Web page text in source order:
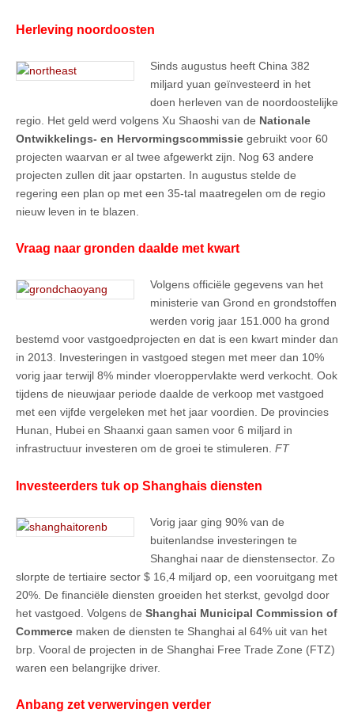
Herleving noordoosten
Sinds augustus heeft China 382
miljard yuan geïnvesteerd in het
doen herleven van de noordoostelijke
regio. Het geld werd volgens Xu Shaoshi van de Nationale
Ontwikkelings- en Hervormingscommissie gebruikt voor 60
projecten waarvan er al twee afgewerkt zijn. Nog 63 andere
projecten zullen dit jaar opstarten. In augustus stelde de
regering een plan op met een 35-tal maatregelen om de regio
nieuw leven in te blazen.
Vraag naar gronden daalde met kwart
Volgens officiële gegevens van het
ministerie van Grond en grondstoffen
werden vorig jaar 151.000 ha grond
bestemd voor vastgoedprojecten en dat is een kwart minder dan
in 2013. Investeringen in vastgoed stegen met meer dan 10%
vorig jaar terwijl 8% minder vloeroppervlakte werd verkocht. Ook
tijdens de nieuwjaar periode daalde de verkoop met vastgoed
met een vijfde vergeleken met het jaar voordien. De provincies
Hunan, Hubei en Shaanxi gaan samen voor 6 miljard in
infrastructuur investeren om de groei te stimuleren. FT
Investeerders tuk op Shanghais diensten
Vorig jaar ging 90% van de
buitenlandse investeringen te
Shanghai naar de dienstensector. Zo
slorpte de tertiaire sector $ 16,4 miljard op, een vooruitgang met
20%. De financiële diensten groeiden het sterkst, gevolgd door
het vastgoed. Volgens de Shanghai Municipal Commission of
Commerce maken de diensten te Shanghai al 64% uit van het
brp. Vooral de projecten in de Shanghai Free Trade Zone (FTZ)
waren een belangrijke driver.
Anbang zet verwervingen verder